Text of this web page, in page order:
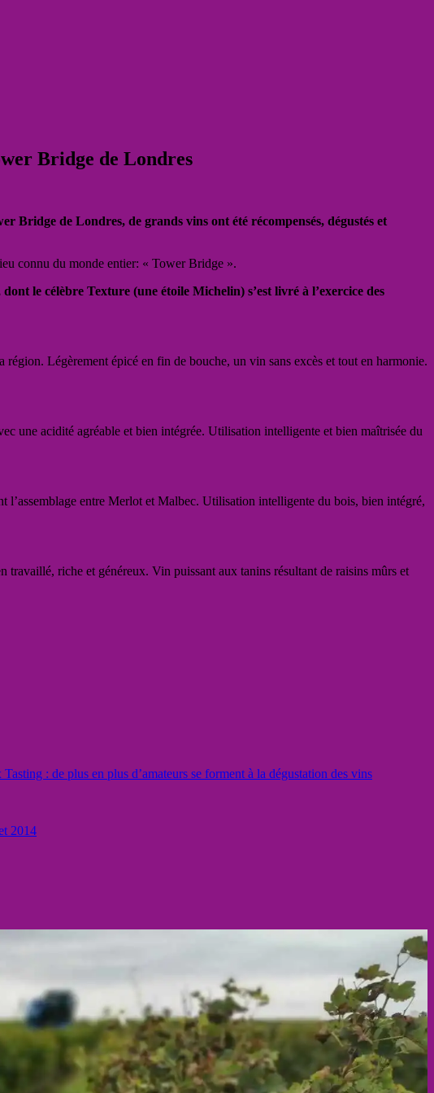
Bridge de Londres
Bridge de Londres, de grands vins ont été récompensés, dégustés et
connu du monde entier: « Tower Bridge ».
le célèbre Texture (une étoile Michelin) s’est livré à l’exercice des
Légèrement épicé en fin de bouche, un vin sans excès et tout en harmonie.
une acidité agréable et bien intégrée. Utilisation intelligente et bien maîtrisée du
l’assemblage entre Merlot et Malbec. Utilisation intelligente du bois, bien intégré,
travaillé, riche et généreux. Vin puissant aux tanins résultant de raisins mûrs et
: de plus en plus d’amateurs se forment à la dégustation des vins
2014